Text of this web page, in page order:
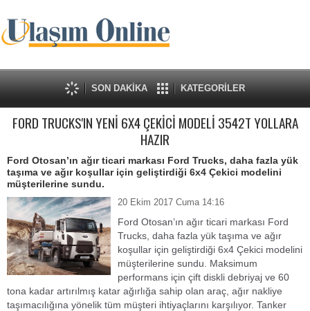
SON DAKİKA KATEGORİLER
FORD TRUCKS'IN YENİ 6X4 ÇEKİCİ MODELİ 3542T YOLLARA
HAZIR
Ford Otosan’ın ağır ticari markası Ford Trucks, daha fazla yük
taşıma ve ağır koşullar için geliştirdiği 6x4 Çekici modelini
müşterilerine sundu.
20 Ekim 2017 Cuma 14:16
Ford Otosan’ın ağır ticari markası Ford
Trucks, daha fazla yük taşıma ve ağır
koşullar için geliştirdiği 6x4 Çekici modelini
müşterilerine sundu. Maksimum
performans için çift diskli debriyaj ve 60
tona kadar artırılmış katar ağırlığa sahip olan araç, ağır nakliye
taşımacılığına yönelik tüm müşteri ihtiyaçlarını karşılıyor. Tanker